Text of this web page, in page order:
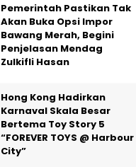
Pemerintah Pastikan Tak
Akan Buka Opsi Impor
Bawang Merah, Begini
Penjelasan Mendag
Zulkifli Hasan
Hong Kong Hadirkan
Karnaval Skala Besar
Bertema Toy Story 5
“FOREVER TOYS @ Harbour
City”